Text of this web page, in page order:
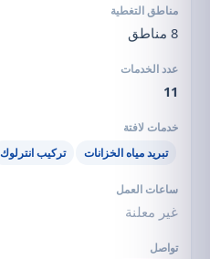
8 مناطق
11
تبريد مياه الخزانات تركيب انترلوك
غير معلنة